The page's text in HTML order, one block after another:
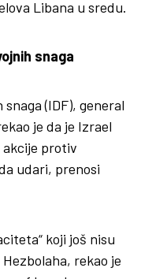
Libana u sredu.
snaga
(IDF), general
je da je Izrael
akcije protiv
udari, prenosi
koji još nisu
rekao je